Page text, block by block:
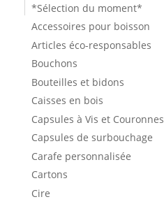
*Sélection du moment*
Accessoires pour boisson
Articles éco-responsables
Bouchons
Bouteilles et bidons
Caisses en bois
Capsules à Vis et Couronnes
Capsules de surbouchage
Carafe personnalisée
Cartons
Cire